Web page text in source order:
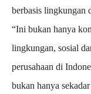
berbasis lingkungan
“Ini bukan hanya
lingkungan, sosial
perusahaan di
bukan hanya